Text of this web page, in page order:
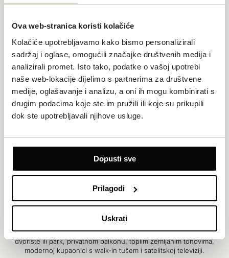
Ova web-stranica koristi kolačiće
Kolačiće upotrebljavamo kako bismo personalizirali
sadržaj i oglase, omogućili značajke društvenih medija i
analizirali promet. Isto tako, podatke o vašoj upotrebi
naše web-lokacije dijelimo s partnerima za društvene
medije, oglašavanje i analizu, a oni ih mogu kombinirati s
drugim podacima koje ste im pružili ili koje su prikupili
dok ste upotrebljavali njihove usluge.
Dopusti sve
Prilagodi
Uskrati
Twin soba +2, pogled dvorište/park i privatni
balkon
Do 4 osobe (najviše 2 odraslih)
2 twin kreveta i 1 trosjed na razvlačenje
Ova obiteljska twin soba s trosjedom na razvlačenje prima dvoje
odraslih i dvoje djece do 12 godina. Uživajte u mirnom pogledu na
dvorište ili park, privatnom balkonu, toplim zemljanim tonovima,
modernoj kupaonici s walk-in tušem i satelitskoj televiziji.